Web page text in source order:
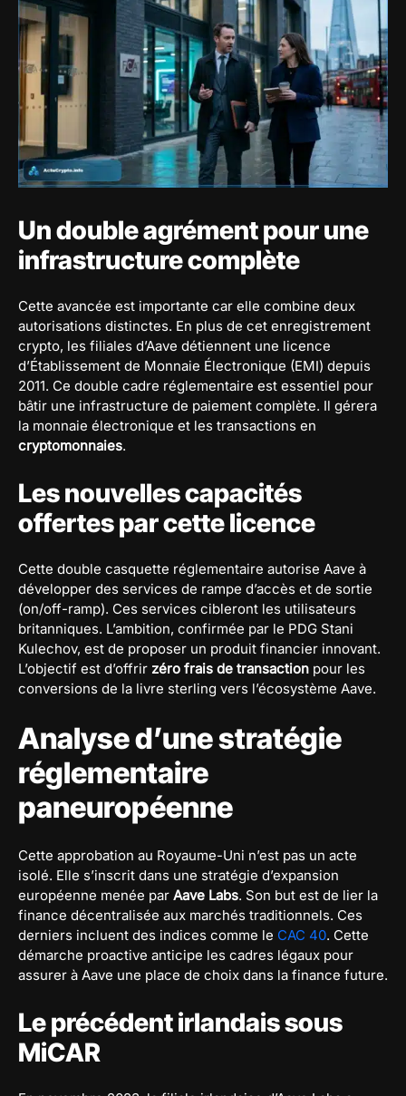
Un double agrément pour une
infrastructure complète
Cette avancée est importante car elle combine deux
autorisations distinctes. En plus de cet enregistrement
crypto, les filiales d’Aave détiennent une licence
d’Établissement de Monnaie Électronique (EMI) depuis
2011. Ce double cadre réglementaire est essentiel pour
bâtir une infrastructure de paiement complète. Il gérera
la monnaie électronique et les transactions en
cryptomonnaies.
Les nouvelles capacités
offertes par cette licence
Cette double casquette réglementaire autorise Aave à
développer des services de rampe d’accès et de sortie
(on/off-ramp). Ces services cibleront les utilisateurs
britanniques. L’ambition, confirmée par le PDG Stani
Kulechov, est de proposer un produit financier innovant.
L’objectif est d’offrir zéro frais de transaction pour les
conversions de la livre sterling vers l’écosystème Aave.
Analyse d’une stratégie
réglementaire
paneuropéenne
Cette approbation au Royaume-Uni n’est pas un acte
isolé. Elle s’inscrit dans une stratégie d’expansion
européenne menée par Aave Labs. Son but est de lier la
finance décentralisée aux marchés traditionnels. Ces
derniers incluent des indices comme le CAC 40. Cette
démarche proactive anticipe les cadres légaux pour
assurer à Aave une place de choix dans la finance future.
Le précédent irlandais sous
MiCAR